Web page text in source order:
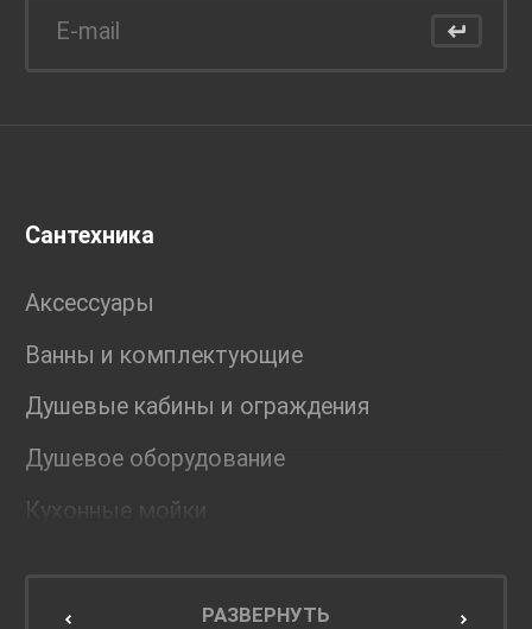
Сантехника
Аксессуары
Ванны и комплектующие
Душевые кабины и ограждения
Душевое оборудование
Кухонные мойки
Мебель для кухниРАЗВЕРНУТЬ